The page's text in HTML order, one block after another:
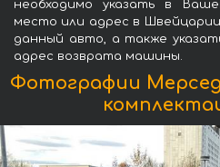
необходимо указать в
место или адрес в
данный авто, а также
адрес возврата машины.
Фотографии